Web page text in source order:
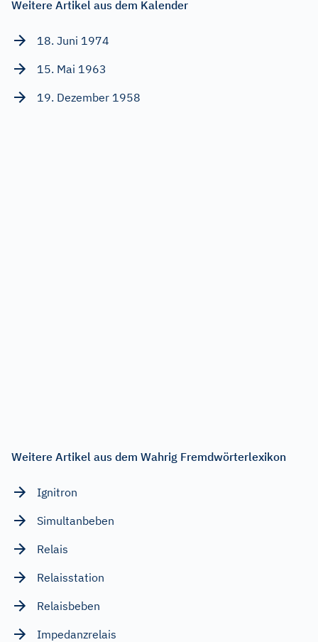
Weitere Artikel aus dem Kalender
18. Juni 1974
15. Mai 1963
19. Dezember 1958
Weitere Artikel aus dem Wahrig Fremdwörterlexikon
Ignitron
Simultanbeben
Relais
Relaisstation
Relaisbeben
Impedanzrelais